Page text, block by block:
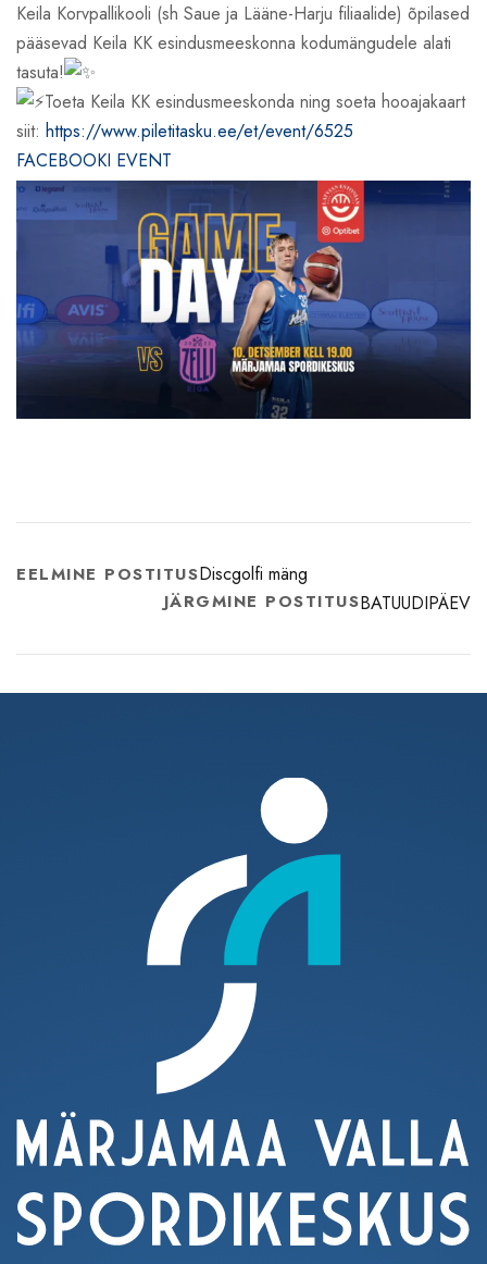
Keila Korvpallikooli (sh Saue ja Lääne-Harju filiaalide) õpilased
pääsevad Keila KK esindusmeeskonna kodumängudele alati
tasuta!
Toeta Keila KK esindusmeeskonda ning soeta hooajakaart
siit: https://www.piletitasku.ee/et/event/6525
FACEBOOKI EVENT
EELMINE POSTITUSDiscgolfi mäng
JÄRGMINE POSTITUSBATUUDIPÄEV